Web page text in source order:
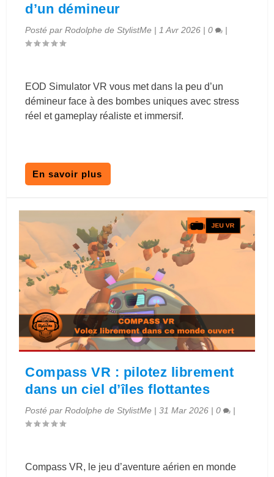
d’un démineur
Posté parRodolphe de StylistMe | 1 Avr 2026 |0 |
EOD Simulator VR vous met dans la peu d’un
démineur face à des bombes uniques avec stress
réel et gameplay réaliste et immersif.
En savoir plus
Compass VR : pilotez librement
dans un ciel d’îles flottantes
Posté parRodolphe de StylistMe |31 Mar 2026 |0 |
Compass VR, le jeu d’aventure aérien en monde